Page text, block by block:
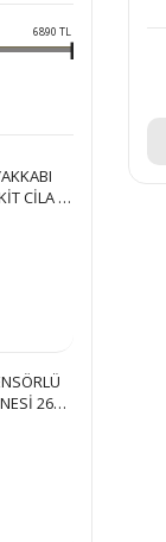
6890 TL
CİLA 1
26